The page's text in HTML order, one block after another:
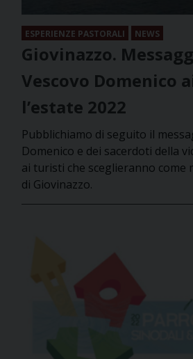
ESPERIENZE PASTORALI NEWS
Giovinazzo.
Vescovo Domenico
l’estate 2022
Pubblichiamo di seguito il
Domenico e dei sacerdoti della
ai turisti che sceglieranno come
di Giovinazzo.